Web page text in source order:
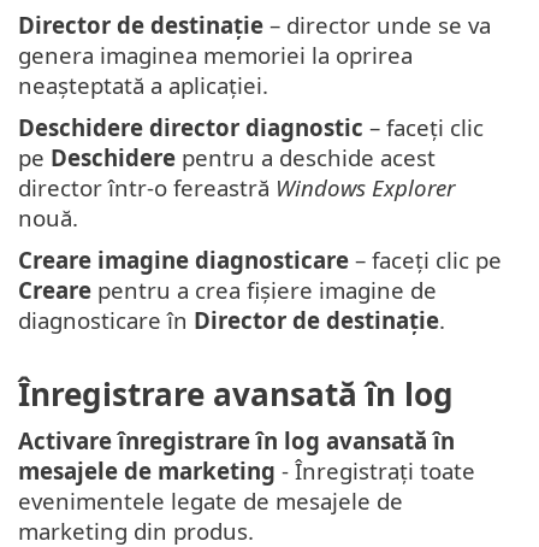
Director de destinație – director unde se va
genera imaginea memoriei la oprirea
neașteptată a aplicației.
Deschidere director diagnostic – faceți clic
pe Deschidere pentru a deschide acest
director într-o fereastră Windows Explorer
nouă.
Creare imagine diagnosticare – faceți clic pe
Creare pentru a crea fișiere imagine de
diagnosticare în Director de destinație.
Înregistrare avansată în log
Activare înregistrare în log avansată în
mesajele de marketing - Înregistrați toate
evenimentele legate de mesajele de
marketing din produs.